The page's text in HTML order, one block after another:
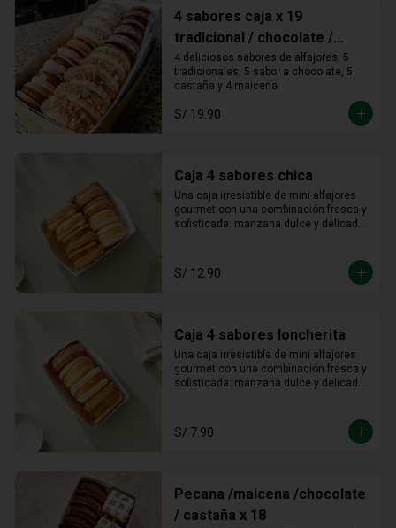
4 sabores caja x 19
tradicional / chocolate /
castaña / maicena
4 deliciosos sabores de alfajores, 5
tradicionales, 5 sabor a chocolate, 5
castaña y 4 maicena
S/ 19.90
Caja 4 sabores chica
Una caja irresistible de mini alfajores
gourmet con una combinación fresca y
sofisticada: manzana dulce y delicada,
equilibrio perfecto entre acidez y
dulzura en cada bocado, ideal para
S/ 12.90
Caja 4 sabores loncherita
Una caja irresistible de mini alfajores
gourmet con una combinación fresca y
sofisticada: manzana dulce y delicada,
equilibrio perfecto entre acidez y
dulzura en cada bocado, ideal para
S/ 7.90
Pecana /maicena /chocolate
/ castaña x 18